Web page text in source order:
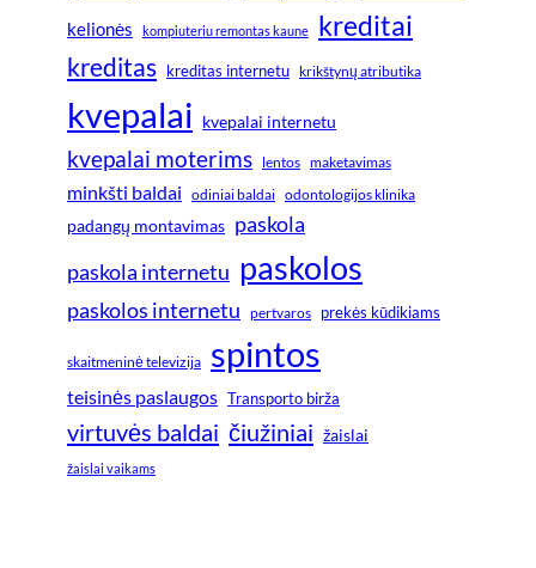
kelionės kompiuteriu remontas kaune kreditai
kreditas kreditas internetu krikštynų atributika
kvepalai kvepalai internetu
kvepalai moterims lentos maketavimas
minkšti baldai odiniai baldai odontologijos klinika
padangų montavimas paskola
paskola internetu paskolos
paskolos internetu pertvaros prekės kūdikiams
skaitmeninė televizija spintos
teisinės paslaugos Transporto birža
virtuvės baldai čiužiniai žaislai
žaislai vaikams